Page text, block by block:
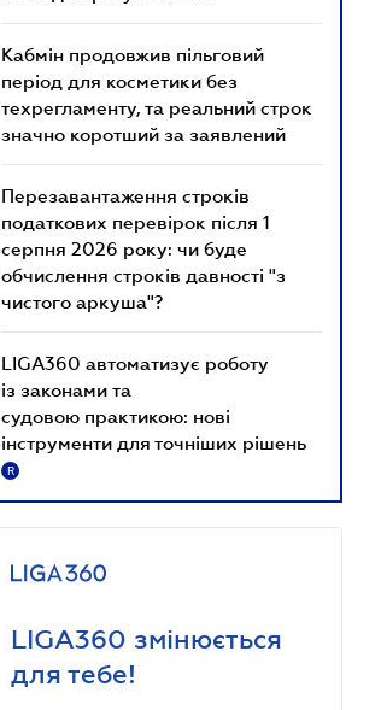
Кабмін продовжив пільговий
період для косметики без
техрегламенту, та реальний строк
значно коротший за заявлений
Перезавантаження строків
податкових перевірок після 1
серпня 2026 року: чи буде
обчислення строків давності "з
чистого аркуша"?
LIGA360 автоматизує роботу
із законами та
судовою практикою: нові
інструменти для точніших рішень
R
LIGA360 змінюється
для тебе!